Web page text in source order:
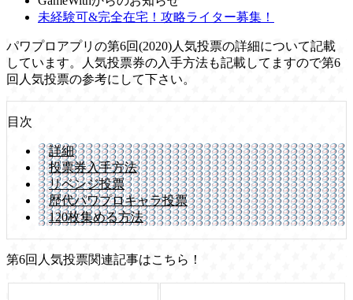
未経験可&完全在宅！攻略ライター募集！
パワプロアプリの第6回(2020)人気投票の詳細について記載
しています。人気投票券の入手方法も記載してますので第6
回人気投票の参考にして下さい。
目次
詳細
投票券入手方法
リベンジ投票
歴代パワプロキャラ投票
120枚集める方法
第6回人気投票関連記事はこちら！